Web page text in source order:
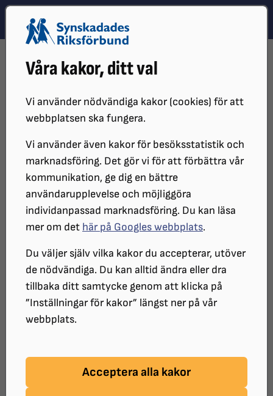
Våra kakor, ditt val
Vi använder nödvändiga kakor (cookies) för att
webbplatsen ska fungera.
Vi använder även kakor för besöksstatistik och
marknadsföring. Det gör vi för att förbättra vår
kommunikation, ge dig en bättre
användarupplevelse och möjliggöra
individanpassad marknadsföring. Du kan läsa
mer om det här på Googles webbplats.
Du väljer själv vilka kakor du accepterar, utöver
de nödvändiga. Du kan alltid ändra eller dra
tillbaka ditt samtycke genom att klicka på
”Inställningar för kakor” längst ner på vår
webbplats.
Acceptera alla kakor
Hoppa till innehåll
Hoppa till hitta snabbt
DISTRIKT
SRF STOCKHOLM GOTLAND
Tidningar
SRF Stockholm Gotland utkommer med
taltidningen Läns-och Riksnytt. Här kan
du läsa mer om den.
Under rubriken "Tidningar" kan du läsa mer om
följande: